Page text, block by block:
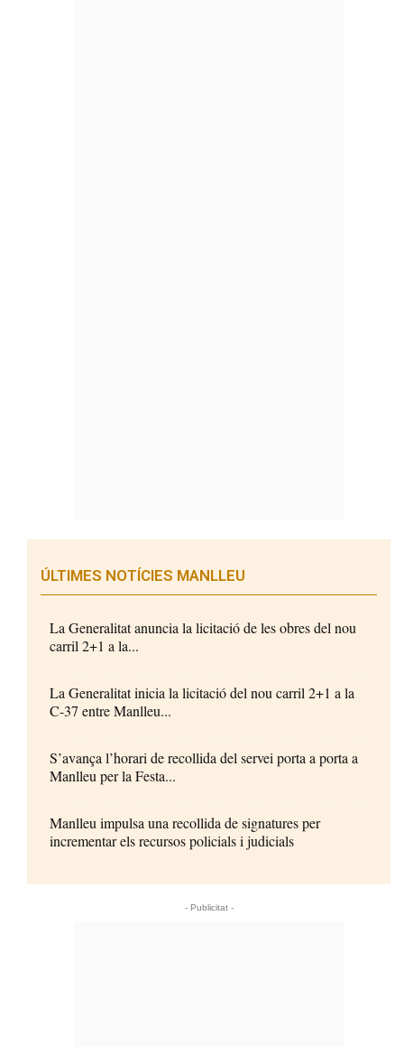
ÚLTIMES NOTÍCIES MANLLEU
La Generalitat anuncia la licitació de les obres del nou
carril 2+1 a la...
La Generalitat inicia la licitació del nou carril 2+1 a la
C-37 entre Manlleu...
S’avança l’horari de recollida del servei porta a porta a
Manlleu per la Festa...
Manlleu impulsa una recollida de signatures per
incrementar els recursos policials i judicials
- Publicitat -